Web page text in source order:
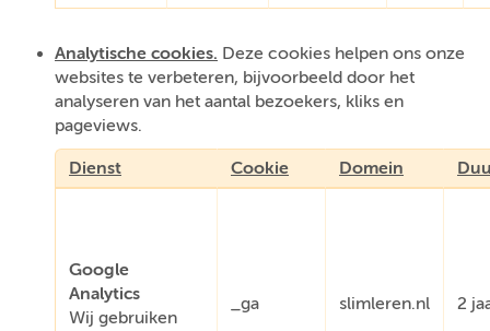
Analytische cookies. Deze cookies helpen ons onze
websites te verbeteren, bijvoorbeeld door het
analyseren van het aantal bezoekers, kliks en
pageviews.
Dienst Cookie Domein
Google
Analytics
Wij gebruiken
_ga slimleren.nl 2